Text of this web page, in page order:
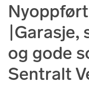
og gode
Sentralt